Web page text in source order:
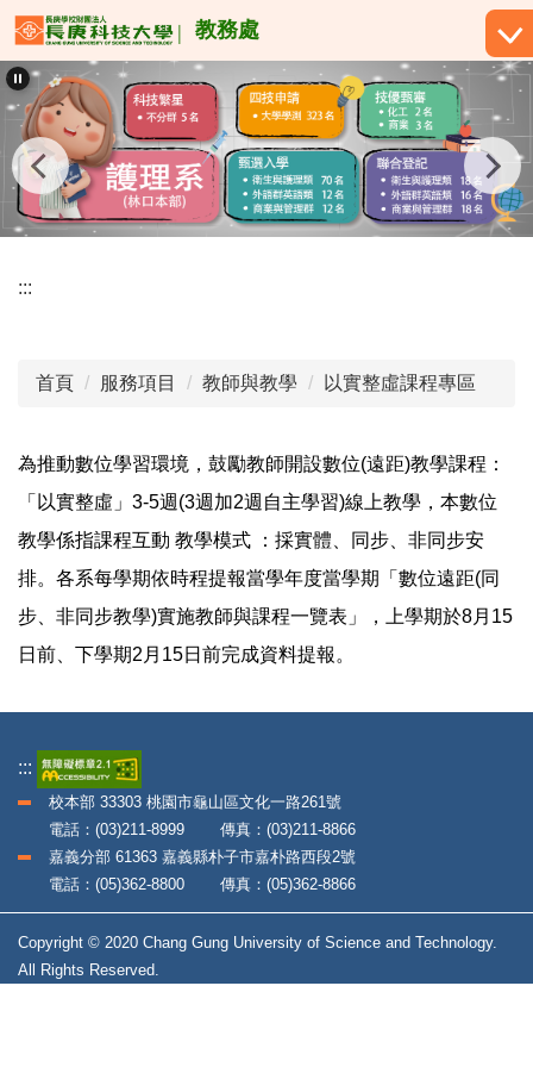
跳
到
主
要
內
容
區
教務處
:::
首頁 服務項目 教師與教學 以實整虛課程專區
為推動數位學習環境，鼓勵教師開設數位(遠距)教學課程：
「以實整虛」3-5週(3週加2週自主學習)線上教學，本數位
教學係指課程互動 教學模式 ：採實體、同步、非同步安
排。各系每學期依時程提報當學年度當學期「數位遠距(同
步、非同步教學)實施教師與課程一覽表」，上學期於8月15
日前、下學期2月15日前完成資料提報。
:::
校本部 33303 桃園市龜山區文化一路261號
電話：(03)211-8999 傳真：(03)211-8866
嘉義分部 61363 嘉義縣朴子市嘉朴路西段2號
電話：(05)362-8800 傳真：(05)362-8866
Copyright © 2020 Chang Gung University of Science and Technology.
All Rights Reserved.